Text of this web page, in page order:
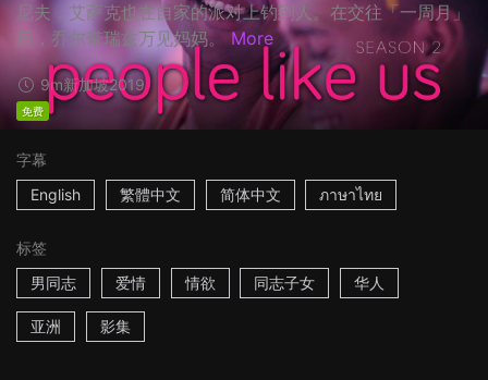
尼夫，艾萨克也在自家的派对上钓到人。在交往「一周月」
后，乔尔带瑞兹万见妈妈。 More
9m新加坡2019
免费
字幕
English
繁體中文 简体中文 ภาษาไทย
标签
男同志
爱情 情欲 同志子女 华人
亚洲 影集